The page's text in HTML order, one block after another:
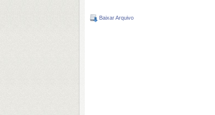
Baixar Arquivo